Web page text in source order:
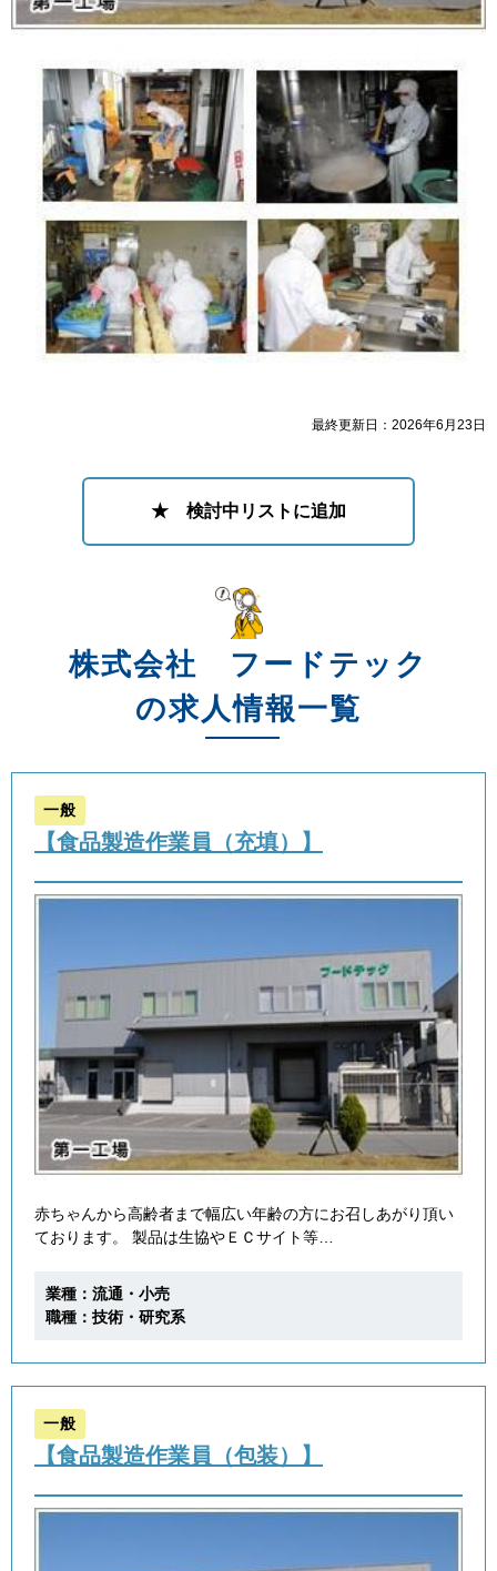
最終更新日：2026年6月23日
★ 検討中リストに追加
株式会社 フードテック
の求人情報一覧
一般
【食品製造作業員（充填）】
赤ちゃんから高齢者まで幅広い年齢の方にお召しあがり頂い
ております。 製品は生協やＥＣサイト等…
業種：流通・小売
職種：技術・研究系
一般
【食品製造作業員（包装）】